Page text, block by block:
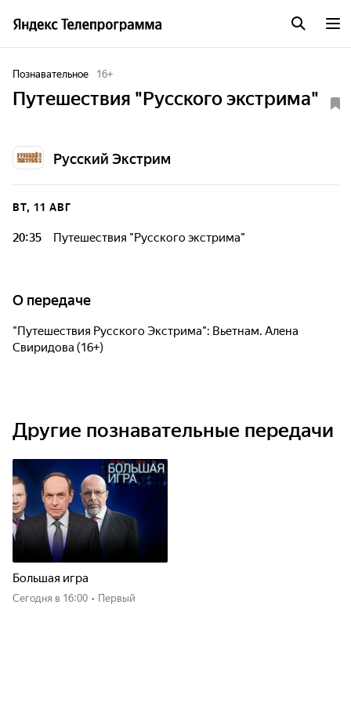
Познавательное 16+
Путешествия "Русского экстрима"
Русский Экстрим
ВТ, 11 АВГ
20:35 Путешествия "Русского экстрима"
О передаче
"Путешествия Русского Экстрима": Вьетнам. Алена
Свиридова (16+)
Другие познавательные передачи
Большая игра
Сегодня в 16:00 • Первый